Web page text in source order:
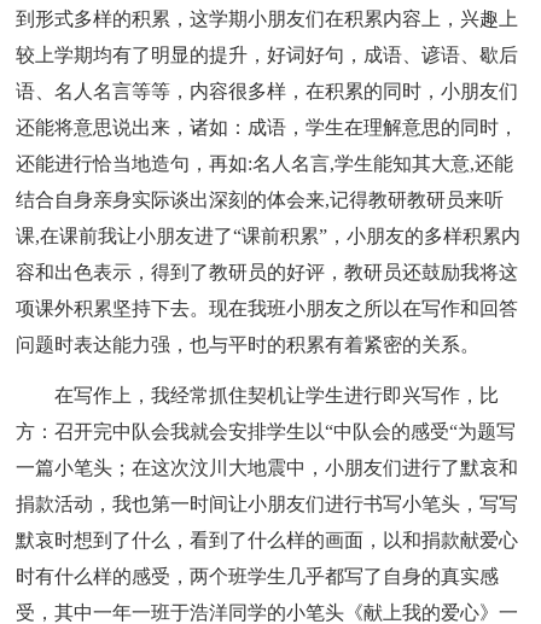
到形式多样的积累，这学期小朋友们在积累内容上，兴趣上
较上学期均有了明显的提升，好词好句，成语、谚语、歇后
语、名人名言等等，内容很多样，在积累的同时，小朋友们
还能将意思说出来，诸如：成语，学生在理解意思的同时，
还能进行恰当地造句，再如:名人名言,学生能知其大意,还能
结合自身亲身实际谈出深刻的体会来,记得教研教研员来听
课,在课前我让小朋友进了“课前积累”，小朋友的多样积累内
容和出色表示，得到了教研员的好评，教研员还鼓励我将这
项课外积累坚持下去。现在我班小朋友之所以在写作和回答
问题时表达能力强，也与平时的积累有着紧密的关系。
在写作上，我经常抓住契机让学生进行即兴写作，比
方：召开完中队会我就会安排学生以“中队会的感受“为题写
一篇小笔头；在这次汶川大地震中，小朋友们进行了默哀和
捐款活动，我也第一时间让小朋友们进行书写小笔头，写写
默哀时想到了什么，看到了什么样的画面，以和捐款献爱心
时有什么样的感受，两个班学生几乎都写了自身的真实感
受，其中一年一班于浩洋同学的小笔头《献上我的爱心》一